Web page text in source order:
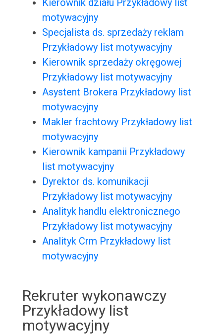
Kierownik działu Przykładowy list
motywacyjny
Specjalista ds. sprzedaży reklam
Przykładowy list motywacyjny
Kierownik sprzedaży okręgowej
Przykładowy list motywacyjny
Asystent Brokera Przykładowy list
motywacyjny
Makler frachtowy Przykładowy list
motywacyjny
Kierownik kampanii Przykładowy
list motywacyjny
Dyrektor ds. komunikacji
Przykładowy list motywacyjny
Analityk handlu elektronicznego
Przykładowy list motywacyjny
Analityk Crm Przykładowy list
motywacyjny
Rekruter wykonawczy
Przykładowy list
motywacyjny